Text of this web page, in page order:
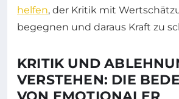
helfen, der Kritik mit
begegnen und daraus Kraft zu
KRITIK UND
VERSTEHEN: DIE